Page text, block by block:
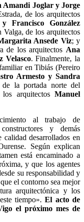
Amandi Joglar y Jorge
de los arquitectos
Francisco González
de los arquitectos
Ansede Viz; y
de los arquitectos Ana
Velasco. Finalmente, la
en Tibiás (Pereiro
Armesto y Sandra
la portada norte del
arquitectos Manuel
al trabajo de
y demás
desarrollados en
Según explican
está encaminado a
y que los agentes
su responsabilidad y
el contorno sea mejor
arquitectónica y los
tiempo».El acto de
el próximo mes de